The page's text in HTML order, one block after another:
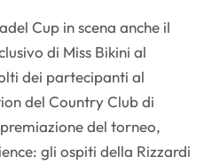
Cup in scena anche il
di Miss Bikini al
dei partecipanti al
del Country Club di
del torneo,
gli ospiti della Rizzardi